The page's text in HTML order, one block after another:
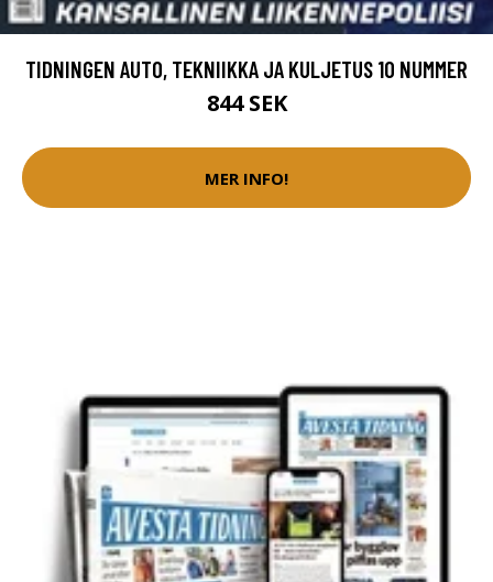
TIDNINGEN AUTO, TEKNIIKKA JA KULJETUS 10 NUMMER
844 SEK
MER INFO!